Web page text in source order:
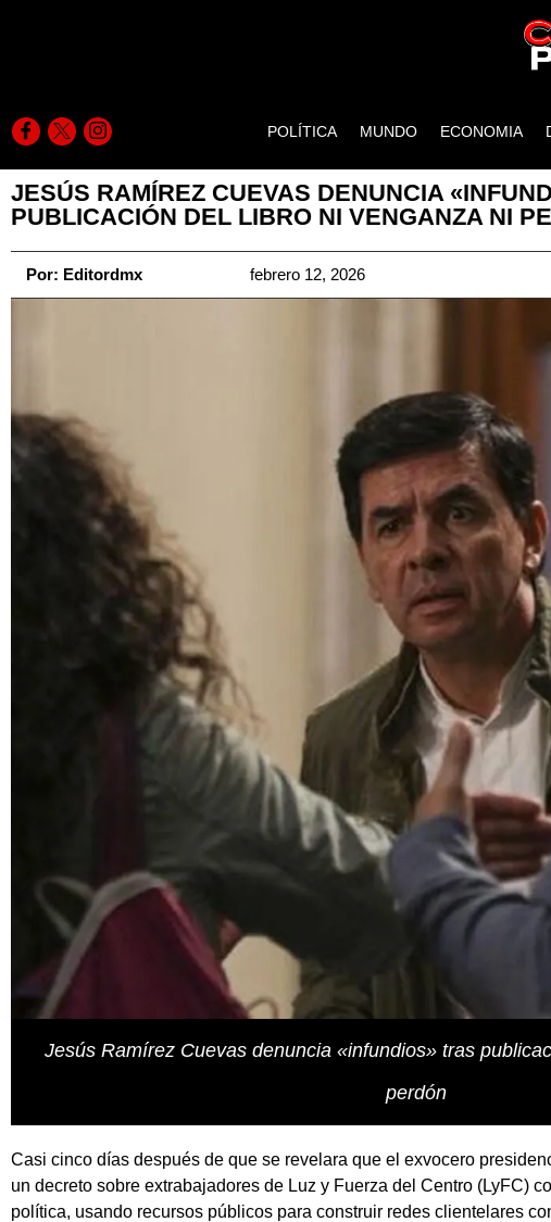
POLÍTICA MUNDO ECONOMIA
JESÚS RAMÍREZ CUEVAS DENUNCIA
PUBLICACIÓN DEL LIBRO NI VENGANZA NI
Por: Editordmx febrero 12, 2026
Jesús Ramírez Cuevas denuncia «infundios» tras
perdón
Casi cinco días después de que se revelara que el exvocero
un decreto sobre extrabajadores de Luz y Fuerza del Centro (LyFC)
política, usando recursos públicos para construir redes clientelares